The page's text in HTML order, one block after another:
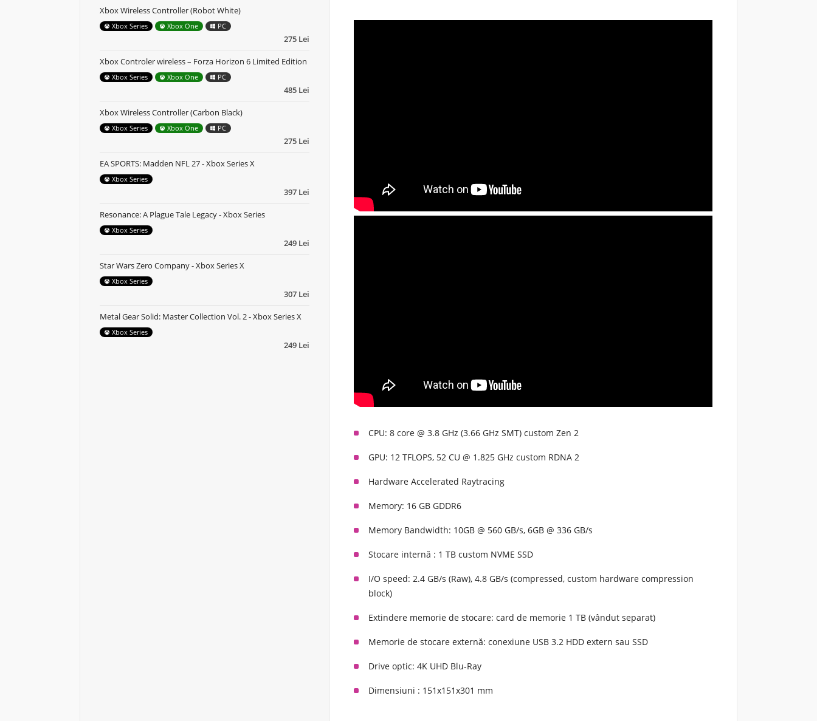
CPU: 8 core @ 3.8 GHz (3.66 GHz SMT) custom Zen 2
GPU: 12 TFLOPS, 52 CU @ 1.825 GHz custom RDNA 2
Hardware Accelerated Raytracing
Memory: 16 GB GDDR6
Memory Bandwidth: 10GB @ 560 GB/s, 6GB @ 336 GB/s
Stocare internă : 1 TB custom NVME SSD
I/O speed: 2.4 GB/s (Raw), 4.8 GB/s (compressed, custom hardware compression
block)
Extindere memorie de stocare: card de memorie 1 TB (vândut separat)
Memorie de stocare externă: conexiune USB 3.2 HDD extern sau SSD
Drive optic: 4K UHD Blu-Ray
Dimensiuni : 151x151x301 mm
275 Lei
Xbox Wireless Controller (Robot White)
Xbox Series Xbox One PC
485 Lei
Xbox Controler wireless – Forza Horizon 6 Limited Edition
Xbox Series Xbox One PC
275 Lei
Xbox Wireless Controller (Carbon Black)
Xbox Series Xbox One PC
397 Lei
EA SPORTS: Madden NFL 27 - Xbox Series X
Xbox Series
249 Lei
Resonance: A Plague Tale Legacy - Xbox Series
Xbox Series
307 Lei
Star Wars Zero Company - Xbox Series X
Xbox Series
249 Lei
Metal Gear Solid: Master Collection Vol. 2 - Xbox Series X
Xbox Series